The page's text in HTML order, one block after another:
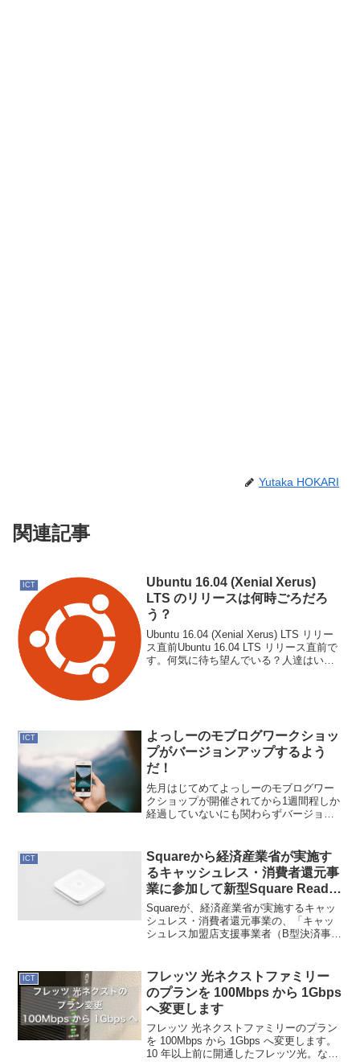
Yutaka HOKARI
関連記事
ICT
Ubuntu 16.04 (Xenial Xerus)
LTS のリリースは何時ごろだろ
う？
Ubuntu 16.04 (Xenial Xerus) LTS リリー
ス直前Ubuntu 16.04 LTS リリース直前で
す。何気に待ち望んでいる？人達はいる
ICT
よっしーのモブログワークショッ
プがバージョンアップするよう
だ！
先月はじてめてよっしーのモブログワー
クショップが開催されてから1週間程しか
経過していないにも関わらずバージョン
グを書こう！モブログワークショップ基
本編」...
ICT
Squareから経済産業省が実施す
るキャッシュレス・消費者還元事
業に参加して新型Square Reader
を手に入れよう
Squareが、経済産業省が実施するキャッ
シュレス・消費者還元事業の、「キャッ
シュレス加盟店支援事業者（B型決済事業
かのメリットがあります。１．新型の
Square R...
ICT
フレッツ 光ネクストファミリー
のプランを 100Mbps から 1Gbps
へ変更します
フレッツ 光ネクストファミリーのプラン
を 100Mbps から 1Gbps へ変更します。
10 年以上前に開通したフレッツ光。なん